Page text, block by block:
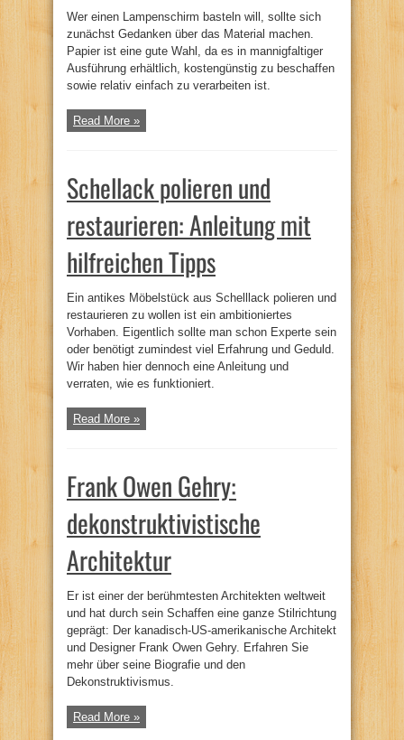
Wer einen Lampenschirm basteln will, sollte sich
zunächst Gedanken über das Material machen.
Papier ist eine gute Wahl, da es in mannigfaltiger
Ausführung erhältlich, kostengünstig zu beschaffen
sowie relativ einfach zu verarbeiten ist.
Read More »
Schellack polieren und
restaurieren: Anleitung mit
hilfreichen Tipps
Ein antikes Möbelstück aus Schelllack polieren und
restaurieren zu wollen ist ein ambitioniertes
Vorhaben. Eigentlich sollte man schon Experte sein
oder benötigt zumindest viel Erfahrung und Geduld.
Wir haben hier dennoch eine Anleitung und
verraten, wie es funktioniert.
Read More »
Frank Owen Gehry:
dekonstruktivistische
Architektur
Er ist einer der berühmtesten Architekten weltweit
und hat durch sein Schaffen eine ganze Stilrichtung
geprägt: Der kanadisch-US-amerikanische Architekt
und Designer Frank Owen Gehry. Erfahren Sie
mehr über seine Biografie und den
Dekonstruktivismus.
Read More »